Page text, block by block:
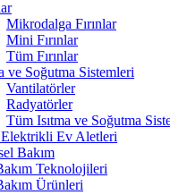
Mikrodalga Fırınlar
Mini Fırınlar
Tüm Fırınlar
ve Soğutma Sistemleri
Vantilatörler
Radyatörler
Tüm Isıtma ve Soğutma
Ev Aletleri
Bakım
Teknolojileri
Ürünleri